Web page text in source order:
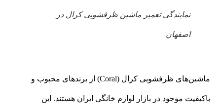
نمایندگی تعمیر ماشین ظرفشویی کرال در
اصفهان
ماشین‌های ظرفشویی کرال (Coral) از برندهای محبوب و
باکیفیت موجود در بازار لوازم خانگی ایران هستند. این